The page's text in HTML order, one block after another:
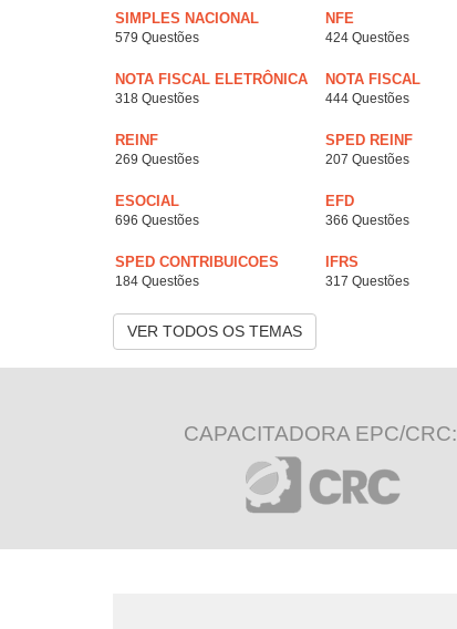
SIMPLES NACIONAL
579 Questões
NFE
424 Questões
NOTA FISCAL ELETRÔNICA
318 Questões
NOTA FISCAL
444 Questões
REINF
269 Questões
SPED REINF
207 Questões
ESOCIAL
696 Questões
EFD
366 Questões
SPED CONTRIBUICOES
184 Questões
IFRS
317 Questões
VER TODOS OS TEMAS
CAPACITADORA EPC/CRC: